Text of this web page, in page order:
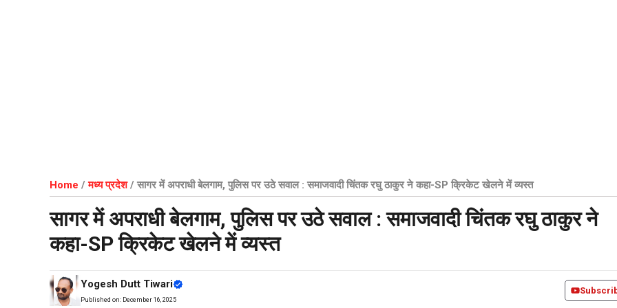
Home /मध्य प्रदेश/ सागर में अपराधी बेलगाम, पुलिस पर उठे सवाल : समाजवादी चिंतक रघु ठाकुर ने कहा-SP क्रिकेट खेलने में व्यस्त
सागर में अपराधी बेलगाम, पुलिस पर उठे सवाल : समाजवादी चिंतक रघु ठाकुर ने
कहा-SP क्रिकेट खेलने में व्यस्त
Yogesh Dutt Tiwari
Published on: December 16, 2025